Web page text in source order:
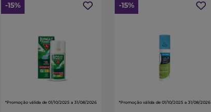
-15%
*Promoção válida de 01/10/2025 a 31/08/2026
-15%
*Promoção válida de 01/10/2025 a 31/08/2026